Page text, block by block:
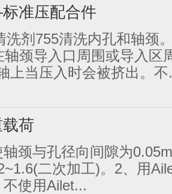
1 2 3 4 5
准压配合件
洗剂755清洗内孔和轴颈
轴颈导入口周围或导入区
上当压入时会被挤出。不
荷
颈与孔径向间隙为
二次加工)。2、用
使用Ailet...